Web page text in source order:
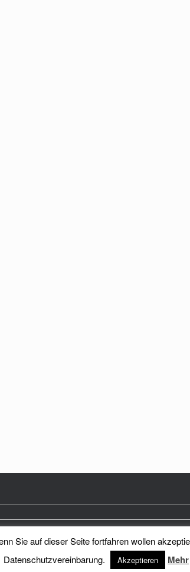
Reichenberg Stadt und Land e.V. Theme by
Sie auf dieser Seite fortfahren wollen
Datenschutzvereinbarung.
Akzeptieren Mehr